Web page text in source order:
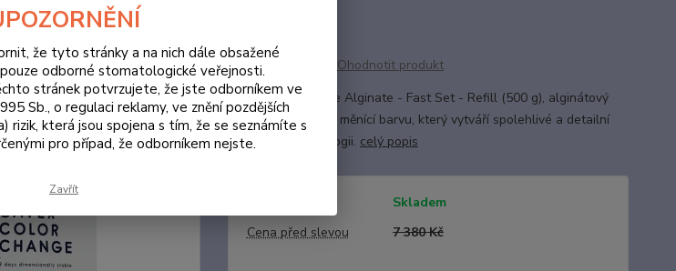
Fast Set 20ks
Ohodnotit produkt
Cavex Colorchange Alginate - Fast Set - Refill (500 g), alginátový
otiskovací materiál měnící barvu, který vytváří spolehlivé a detailní
otisky ve stomatologii. celý popis
Skladem
Cena před slevou
7 380 Kč
že tyto stránky a na nich dále obsažené
odborné stomatologické veřejnosti.
stránek potvrzujete, že jste odborníkem ve
Sb., o regulaci reklamy, ve znění pozdějších
rizik, která jsou spojena s tím, že se seznámíte s
pro případ, že odborníkem nejste.
Zavřít